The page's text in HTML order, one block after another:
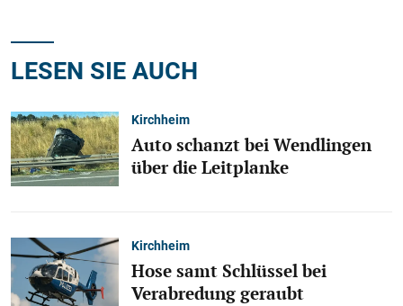
LESEN SIE AUCH
Kirchheim
Auto schanzt bei Wendlingen
über die Leitplanke
Kirchheim
Hose samt Schlüssel bei
Verabredung geraubt